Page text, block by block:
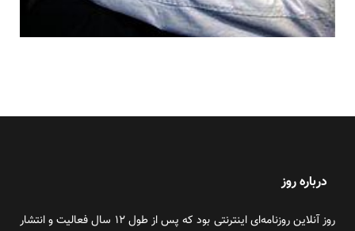
درباره روز
روز آنلاین روزنامه‌ای اینترنتی بود که پس از طول ۱۲ سال فعالیت و انتشار